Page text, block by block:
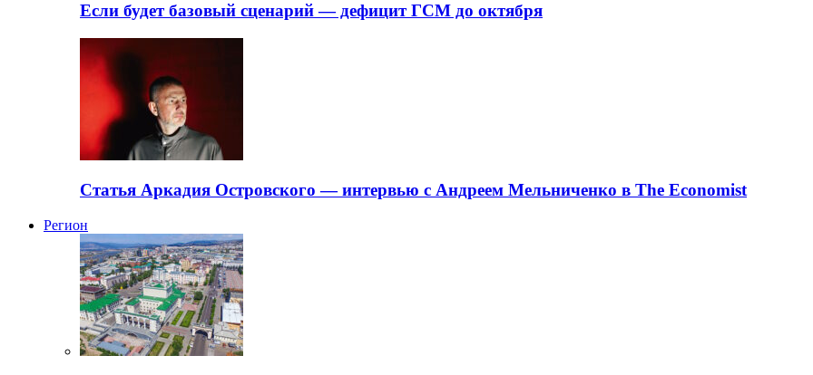
Если будет базовый сценарий — дефицит ГСМ до октября
Статья Аркадия Островского — интервью с Андреем Мельниченко в The Economist
Регион